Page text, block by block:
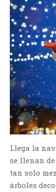
Llega la
se llenan
tan solo
árboles